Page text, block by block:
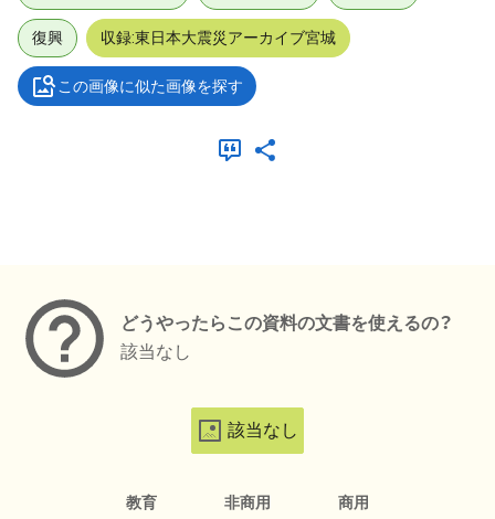
復興 収録:東日本大震災アーカイブ宮城
この画像に似た画像を探す
どうやったらこの資料の文書を使えるの？
該当なし
該当なし
教育 非商用 商用